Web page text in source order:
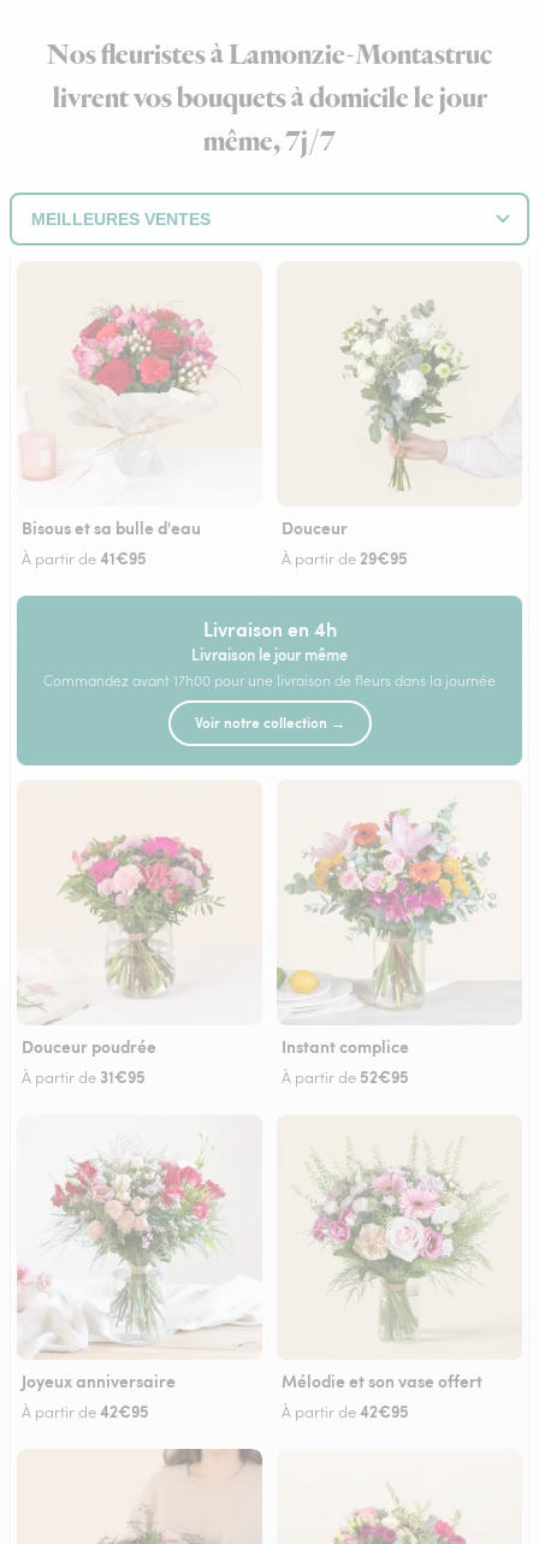
Nos fleuristes à Lamonzie-Montastruc
livrent vos bouquets à domicile le jour
même, 7j/7
Bisous et sa bulle d'eau
À partir de41€95
Douceur
À partir de 29€95
Livraison en 4h
Livraison le jour même
Commandez avant 17h00 pour une livraison de fleurs dans la journée
Voir notre collection →
Douceur poudrée
À partir de 31€95
Instant complice
À partir de 52€95
Joyeux anniversaire
À partir de42€95
Mélodie et son vase offert
À partir de42€95